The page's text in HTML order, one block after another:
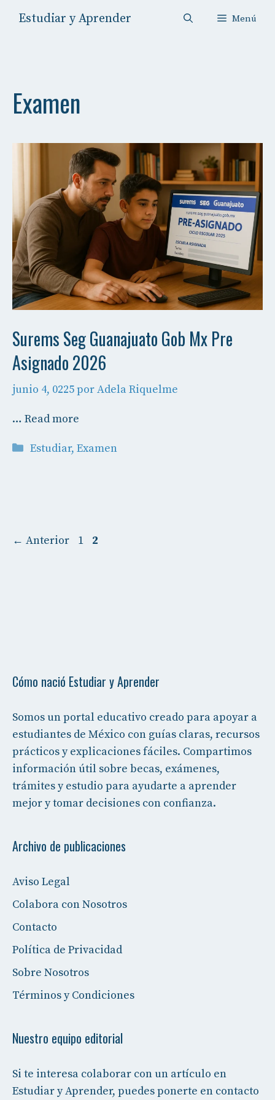
Estudiar y Aprender Menú
Examen
Surems Seg Guanajuato Gob Mx Pre
Asignado 2026
junio 4, 0225porAdela Riquelme
… Read more
Categorías
Estudiar, Examen
← Anterior Página
1 Página
2
Cómo nació Estudiar y Aprender
Somos un portal educativo creado para apoyar a
estudiantes de México con guías claras, recursos
prácticos y explicaciones fáciles. Compartimos
información útil sobre becas, exámenes,
trámites y estudio para ayudarte a aprender
mejor y tomar decisiones con confianza.
Archivo de publicaciones
Aviso Legal
Colabora con Nosotros
Contacto
Política de Privacidad
Sobre Nosotros
Términos y Condiciones
Nuestro equipo editorial
Si te interesa colaborar con un artículo en
Estudiar y Aprender, puedes ponerte en contacto